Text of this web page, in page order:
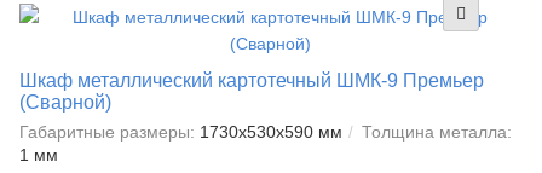
Шкаф металлический картотечный ШМК-9 Премьер
(Сварной)
Габаритные размеры: 1730x530x590 мм
Толщина металла:
1 мм